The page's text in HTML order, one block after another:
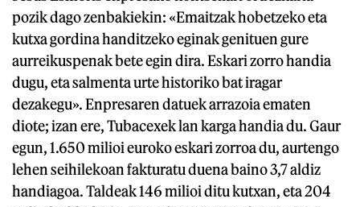
pozik dago zenbakiekin: «Emaitzak hobetzeko eta
kutxa gordina handitzeko eginak genituen gure
aurreikuspenak bete egin dira. Eskari zorro handia
dugu, eta salmenta urte historiko bat iragar
dezakegu». Enpresaren datuek arrazoia ematen
diote; izan ere, Tubacexek lan karga handia du. Gaur
egun, 1.650 milioi euroko eskari zorroa du, aurtengo
lehen seihilekoan fakturatu duena baino 3,7 aldiz
handiagoa. Taldeak 146 milioi ditu kutxan, eta 204